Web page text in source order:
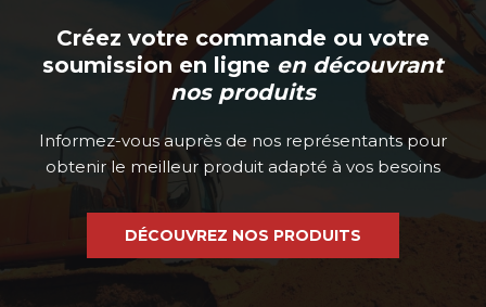
Créez votre commande ou votre
soumission en ligne en découvrant
nos produits
Informez-vous auprès de nos représentants pour
obtenir le meilleur produit adapté à vos besoins
DÉCOUVREZ NOS PRODUITS